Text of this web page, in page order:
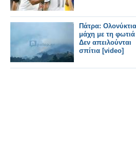
Πάτρα: Ολονύκτια
μάχη με τη
Δεν απειλούνται
σπίτια [video]